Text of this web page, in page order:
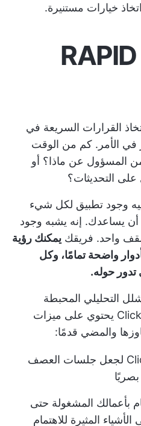
خيارات مستنيرة.
أدوات لتنفيذ RAPID
القرارات السريعة في
في الأمر. كم من الوقت
المسؤول عن ماذا؟ أو
التحديثات؟
وجود تطبيق لكل شيء
يساعدك. إنه يشبه وجود
واحد. فريقك يمكنك رؤية
واضحة تمامًا، وكل
تدور حوله.
التحليلي المحبطة
(جميعنا مررنا بها)، فإن ClickUp يحتوي على ميزات
والمضي قدمًا:
لجعل جلسات العصف
بأعمالك المشغولة حتى
المثيرة للاهتمام